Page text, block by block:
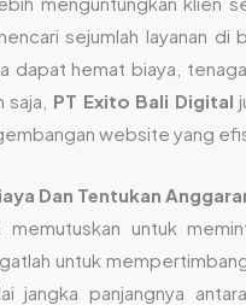
sejumlah layanan di
dapat hemat biaya,
saja, PT Exito Bali Digital
website yang
Dan Tentukan
memutuskan untuk
untuk
jangka panjangnya